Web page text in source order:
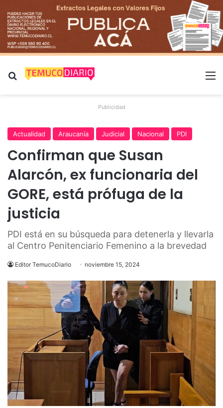
Buscar por
Publicidad
Actualidad Araucanía Judicial Nacional PDI
Confirman que Susan
Alarcón, ex funcionaria del
GORE, está prófuga de la
justicia
PDI está en su búsqueda para detenerla y llevarla
al Centro Penitenciario Femenino a la brevedad
Editor TemucoDiario noviembre 15, 2024